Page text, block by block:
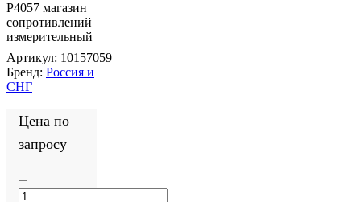
Р4057 магазин
сопротивлений
измерительный
Артикул: 10157059
Бренд: Россия и
СНГ
Цена по
запросу